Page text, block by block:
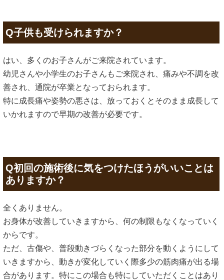
Q子供も受けられますか？
はい、多くのお子さんがご来院されています。
幼児さんや小学生のお子さんもご来院され、痛みや不調を改
善され、通院が卒業となっておられます。
特に成長痛や姿勢の悪さは、放っておくとそのまま成長して
いかれますので早期の改善が必要です。
Q初回の施術後に気をつけたほうがいいことは
ありますか？
全くありません。
お身体が改善していきますから、何の制限もなくなっていく
からです。
ただ、古傷や、普段動きづらくなった部分を動くようにして
いきますから、動きが変化していく際多少の筋肉痛が出る場
合があります。特にこの場合も特にしていただくことはあり